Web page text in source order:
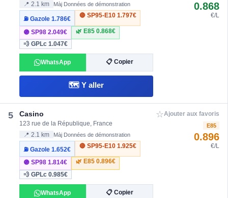
📍 2.1 km Màj Données de démonstration
⛽ Gazole1.786€
🔴 SP95-E10 1.797€
🟣 SP982.049€ 🌿 E85 0.868€
💨 GPLc1.047€
WhatsApp 📋 Copier
🗺️ Y aller
0.868
€/L
5 Casino
123 rue de la République, France
📍 2.1 km Màj Données de démonstration
⛽ Gazole1.652€
🔴 SP95-E10 1.925€
🟣 SP981.814€ 🌿 E85 0.896€
💨 GPLc0.985€
WhatsApp 📋 Copier
☆Ajouter aux favoris
E85
0.896
€/L